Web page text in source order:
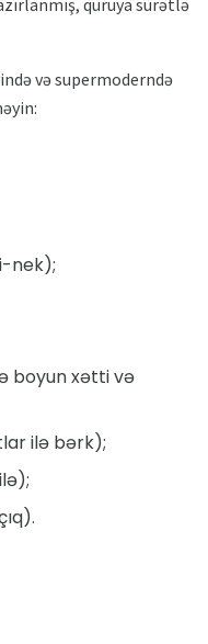
quruya sürətlə
və supermoderndə
nek);
boyun xətti və
ilə bərk);